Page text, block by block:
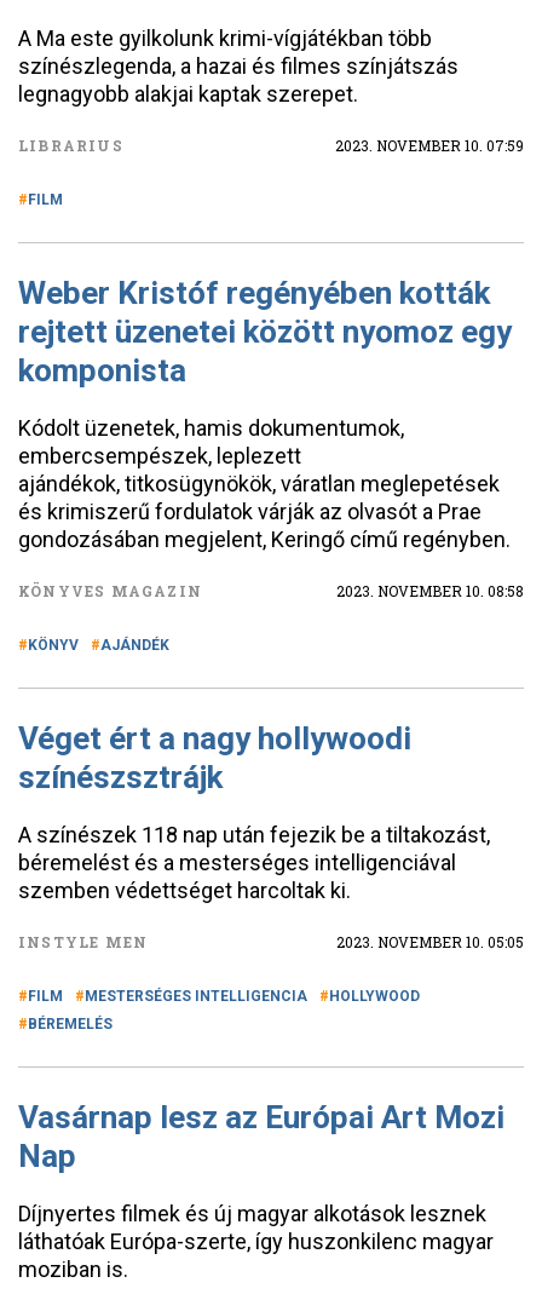
A Ma este gyilkolunk krimi-vígjátékban több
színészlegenda, a hazai és filmes színjátszás
legnagyobb alakjai kaptak szerepet.
LIBRARIUS 2023. NOVEMBER 10. 07:59
FILM
Weber Kristóf regényében kották
rejtett üzenetei között nyomoz egy
komponista
Kódolt üzenetek, hamis dokumentumok,
embercsempészek, leplezett
ajándékok, titkosügynökök, váratlan meglepetések
és krimiszerű fordulatok várják az olvasót a Prae
gondozásában megjelent, Keringő című regényben.
KÖNYVES MAGAZIN 2023. NOVEMBER 10. 08:58
KÖNYV AJÁNDÉK
Véget ért a nagy hollywoodi
színészsztrájk
A színészek 118 nap után fejezik be a tiltakozást,
béremelést és a mesterséges intelligenciával
szemben védettséget harcoltak ki.
INSTYLE MEN 2023. NOVEMBER 10. 05:05
FILM MESTERSÉGES INTELLIGENCIA
HOLLYWOOD
BÉREMELÉS
Vasárnap lesz az Európai Art Mozi
Nap
Díjnyertes filmek és új magyar alkotások lesznek
láthatóak Európa-szerte, így huszonkilenc magyar
moziban is.